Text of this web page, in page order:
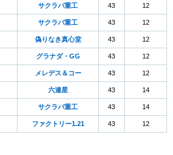
サクラバ重工 43 12
サクラバ重工 43 12
偽りなき真心堂 43 12
グラナダ・GG 43 12
メレデス＆コー 43 12
六連星 43 14
サクラバ重工 43 14
ファクトリー1.21 43 12